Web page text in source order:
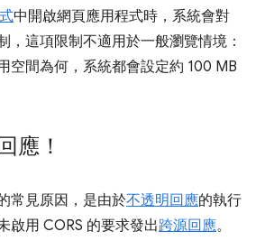
中開啟網頁應用程式時，系統會對
，這項限制不適用於一般瀏覽情境：
空間為何，系統都會設定約 100 MB
應！
常見原因，是由於不透明回應的執行
啟用 CORS 的要求發出跨源回應。